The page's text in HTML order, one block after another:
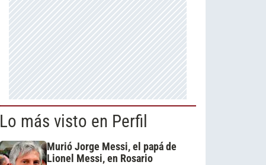
Lo más visto en Perfil
Murió Jorge Messi, el papá de
Lionel Messi, en Rosario